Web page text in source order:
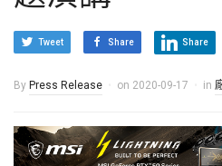
Tweet Share Share
By Press Release on 2020-09-17 in